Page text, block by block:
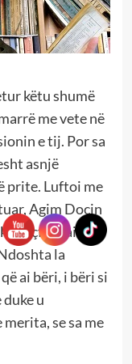
këtu shumë
me vete në
e tij. Por sa
asnjë
prite. Luftoi me
Agim Doçin
ajo çfarë ai
la
ai bëri, i bëri si
u
se sa me